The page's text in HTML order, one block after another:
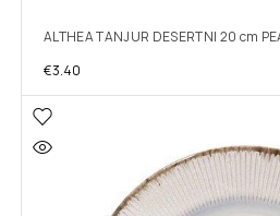
ALTHEA TANJUR DESERTNI 20 cm
€3.40